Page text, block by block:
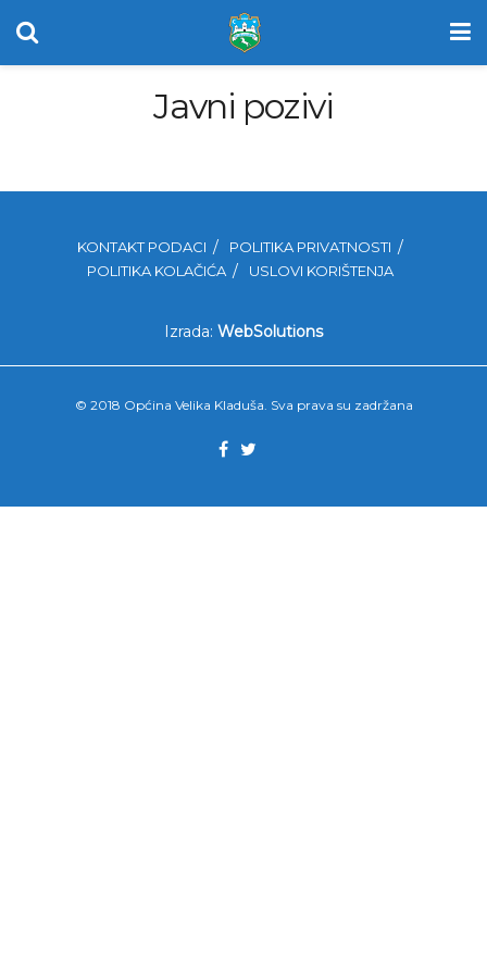
Javni pozivi
KONTAKT PODACI
POLITIKA PRIVATNOSTI
POLITIKA KOLAČIĆA
USLOVI KORIŠTENJA
Izrada: WebSolutions
© 2018 Općina Velika Kladuša. Sva prava su zadržana